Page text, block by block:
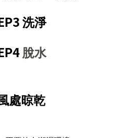
洗淨
脫水
處晾乾